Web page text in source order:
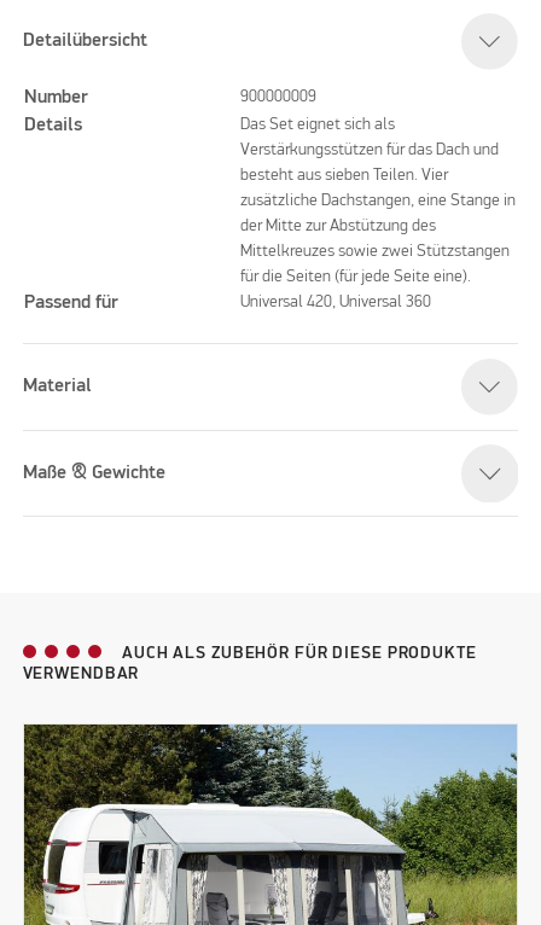
Detailübersicht
Number 900000009
Details
Das Set eignet sich als
Verstärkungsstützen für das Dach und
besteht aus sieben Teilen. Vier
zusätzliche Dachstangen, eine Stange in
der Mitte zur Abstützung des
Mittelkreuzes sowie zwei Stützstangen
für die Seiten (für jede Seite eine).
Passend für Universal 420, Universal 360
Material
Maße & Gewichte
AUCH ALS ZUBEHÖR FÜR DIESE PRODUKTE
VERWENDBAR